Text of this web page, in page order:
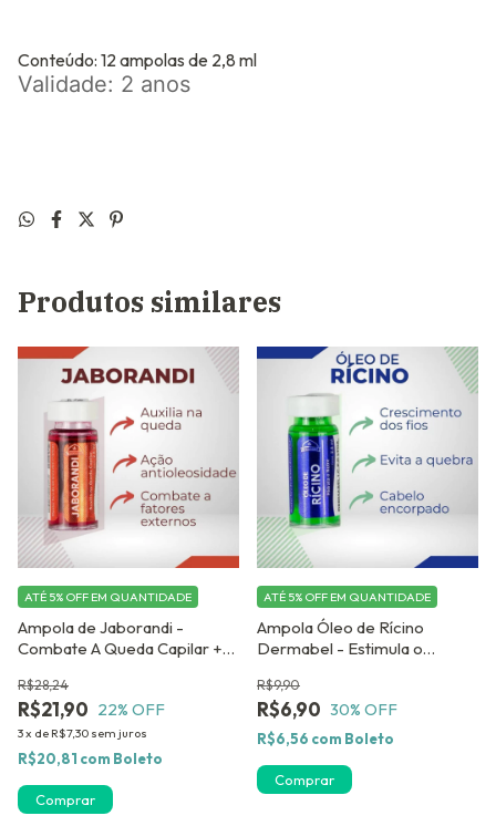
Conteúdo: 12 ampolas de 2,8 ml
Validade: 2 anos
Produtos similares
Ampola de Jaborandi -
Combate A Queda Capilar +
ampolas
R$21,90
R$28,24
22% OFF
3x de R$7,30 sem juros
ATÉ 5% OFF EM QUANTIDADE
R$20,81 com Boleto
Ampola Óleo de Rícino
Dermabel - Estimula o
R$6,90
R$9,90
30% OFF
ATÉ 5% OFF EM QUANTIDADE
R$6,56 com Boleto
Comprar